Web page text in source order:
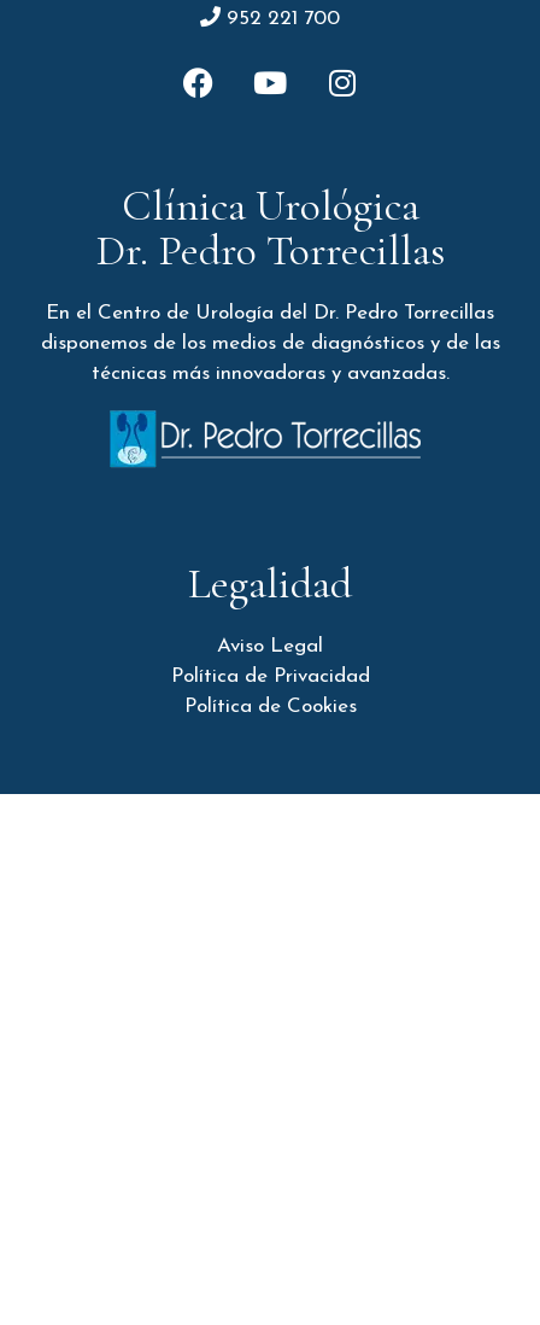
952 221 700
Clínica Urológica
Dr. Pedro Torrecillas
En el Centro de Urología del Dr. Pedro Torrecillas
disponemos de los medios de diagnósticos y de las
técnicas más innovadoras y avanzadas.
Legalidad
Aviso Legal
Política de Privacidad
Política de Cookies